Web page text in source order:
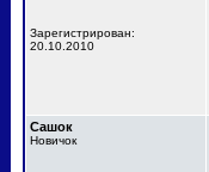
Зарегистрирован:
20.10.2010
Сашок
Новичок